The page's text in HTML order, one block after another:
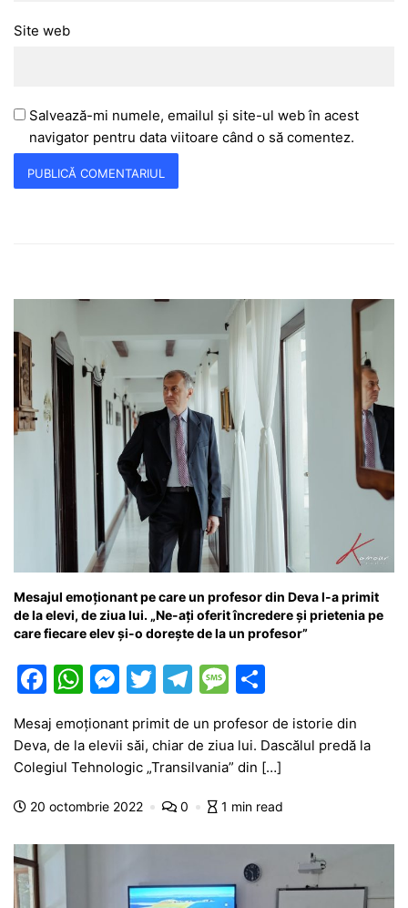
Site web
Salvează-mi numele, emailul și site-ul web în acest
navigator pentru data viitoare când o să comentez.
Mesajul emoționant pe care un profesor din Deva l-a primit
de la elevi, de ziua lui. „Ne-ați oferit încredere și prietenia pe
care fiecare elev și-o dorește de la un profesor”
F
a
c
e
b
o
W
h
at
s
A
p
M
s
s
e
g
er
T
w
itt
er
T
e
gr
a
m
M
e
s
s
a
e
ta
je
a
ă
Mesaj emoționant primit de un profesor de istorie din
Deva, de la elevii săi, chiar de ziua lui. Dascălul predă la
Colegiul Tehnologic „Transilvania” din […]
20 octombrie 2022 0 1 min read